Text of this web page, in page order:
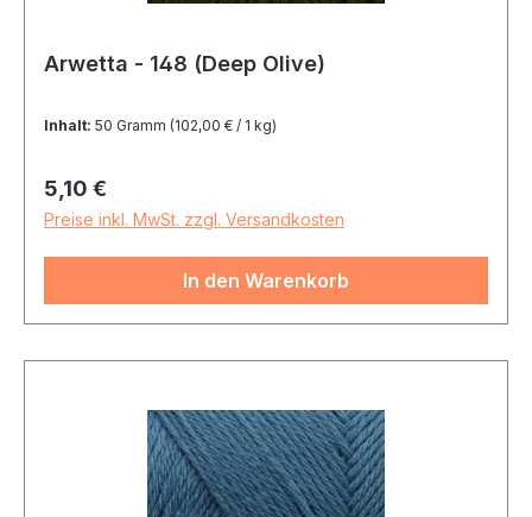
Arwetta - 148 (Deep Olive)
Inhalt: 50 Gramm (102,00 € / 1 kg)
Regulärer Preis:
5,10 €
Preise inkl. MwSt. zzgl. Versandkosten
In den Warenkorb